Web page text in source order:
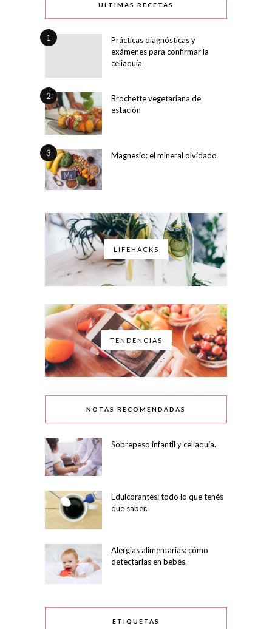
ULTIMAS RECETAS
1
Prácticas diagnósticas y
exámenes para confirmar la
celiaquía
2
Brochette vegetariana de
estación
3 Magnesio: el mineral olvidado
LIFEHACKS
TENDENCIAS
NOTAS RECOMENDADAS
Sobrepeso infantil y celiaquía.
Edulcorantes: todo lo que tenés
que saber.
Alergias alimentarias: cómo
detectarlas en bebés.
ETIQUETAS